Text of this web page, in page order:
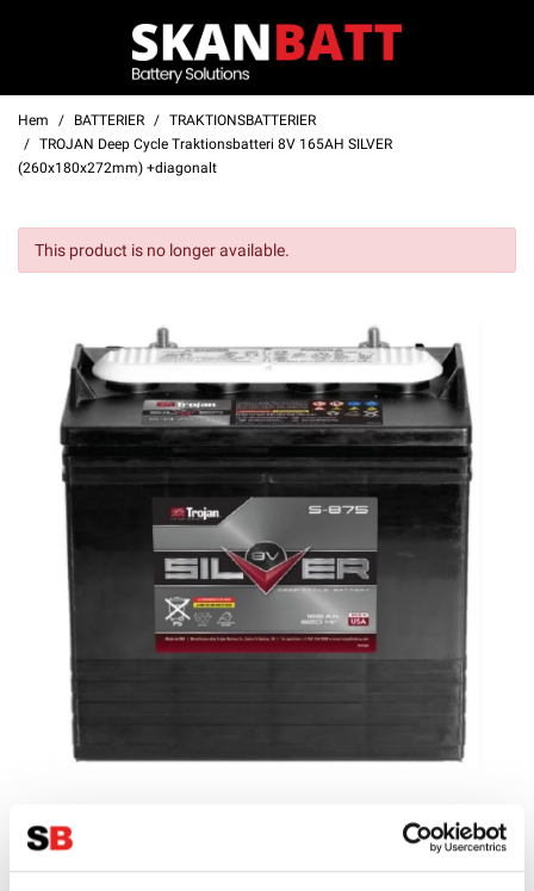
Hem BATTERIER
TRAKTIONSBATTERIER
TROJAN Deep Cycle Traktionsbatteri 8V 165AH SILVER
(260x180x272mm) +diagonalt
This product is no longer available.